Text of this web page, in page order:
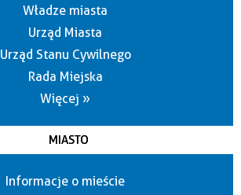
Władze miasta
Urząd Miasta
Urząd Stanu Cywilnego
Rada Miejska
Więcej »
MIASTO
Informacje o mieście